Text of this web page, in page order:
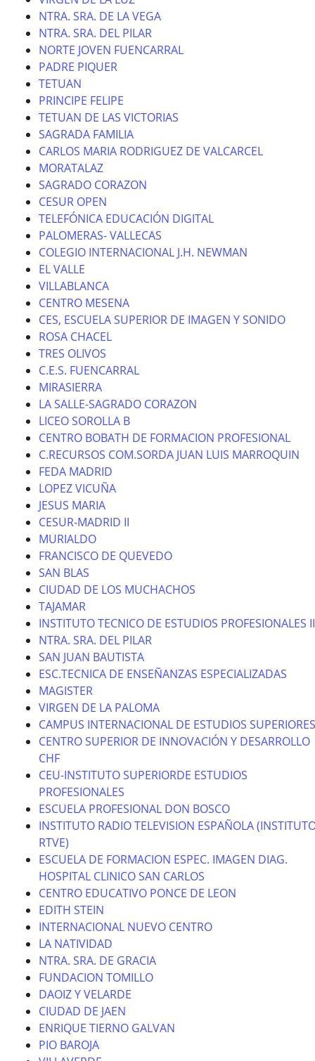
NTRA. SRA. DE LA VEGA
NTRA. SRA. DEL PILAR
NORTE JOVEN FUENCARRAL
PADRE PIQUER
TETUAN
PRINCIPE FELIPE
TETUAN DE LAS VICTORIAS
SAGRADA FAMILIA
CARLOS MARIA RODRIGUEZ DE VALCARCEL
MORATALAZ
SAGRADO CORAZON
CESUR OPEN
TELEFÓNICA EDUCACIÓN DIGITAL
PALOMERAS- VALLECAS
COLEGIO INTERNACIONAL J.H. NEWMAN
EL VALLE
VILLABLANCA
CENTRO MESENA
CES, ESCUELA SUPERIOR DE IMAGEN Y SONIDO
ROSA CHACEL
TRES OLIVOS
C.E.S. FUENCARRAL
MIRASIERRA
LA SALLE-SAGRADO CORAZON
LICEO SOROLLA B
CENTRO BOBATH DE FORMACION PROFESIONAL
C.RECURSOS COM.SORDA JUAN LUIS MARROQUIN
FEDA MADRID
LOPEZ VICUÑA
JESUS MARIA
CESUR-MADRID II
MURIALDO
FRANCISCO DE QUEVEDO
SAN BLAS
CIUDAD DE LOS MUCHACHOS
TAJAMAR
INSTITUTO TECNICO DE ESTUDIOS PROFESIONALES II
NTRA. SRA. DEL PILAR
SAN JUAN BAUTISTA
ESC.TECNICA DE ENSEÑANZAS ESPECIALIZADAS
MAGISTER
VIRGEN DE LA PALOMA
CAMPUS INTERNACIONAL DE ESTUDIOS SUPERIORES
CENTRO SUPERIOR DE INNOVACIÓN Y DESARROLLO
CHF
CEU-INSTITUTO SUPERIORDE ESTUDIOS
PROFESIONALES
ESCUELA PROFESIONAL DON BOSCO
INSTITUTO RADIO TELEVISION ESPAÑOLA
RTVE)
ESCUELA DE FORMACION ESPEC. IMAGEN DIAG.
HOSPITAL CLINICO SAN CARLOS
CENTRO EDUCATIVO PONCE DE LEON
EDITH STEIN
INTERNACIONAL NUEVO CENTRO
LA NATIVIDAD
NTRA. SRA. DE GRACIA
FUNDACION TOMILLO
DAOIZ Y VELARDE
CIUDAD DE JAEN
ENRIQUE TIERNO GALVAN
PIO BAROJA